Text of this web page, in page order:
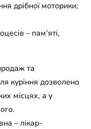
дрібної моторики;
– пам’яті,
та
куріння дозволено
місцях, а у
– лікар-